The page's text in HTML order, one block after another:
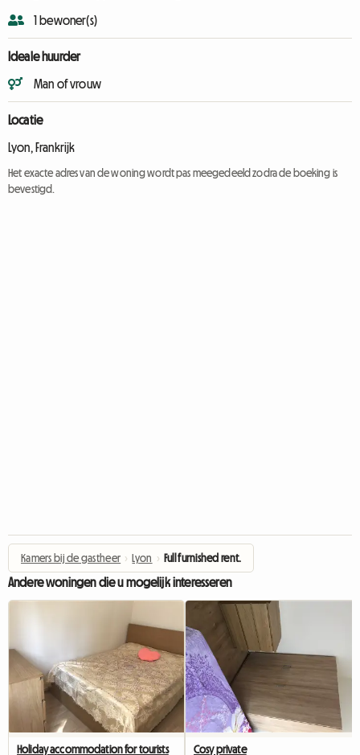
1 bewoner(s)
Ideale huurder
Man of vrouw
Locatie
Lyon, Frankrijk
Het exacte adres van de woning wordt pas meegedeeld zodra de boeking is
bevestigd.
Kamers bij de gastheer › Lyon › Full furnished rent.
Andere woningen die u mogelijk interesseren
Holiday accommodation for tourists Cosy private